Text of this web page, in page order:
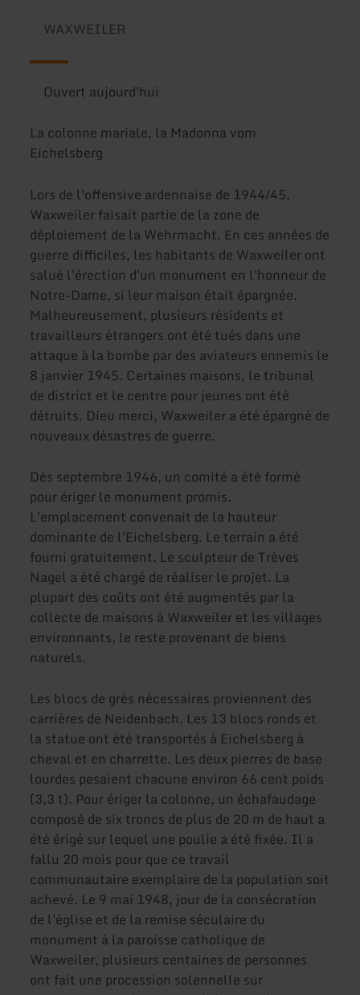
WAXWEILER
Ouvert aujourd'hui
La colonne mariale, la Madonna vom
Eichelsberg
Lors de l'offensive ardennaise de 1944/45,
Waxweiler faisait partie de la zone de
déploiement de la Wehrmacht. En ces années de
guerre difficiles, les habitants de Waxweiler ont
salué l'érection d'un monument en l'honneur de
Notre-Dame, si leur maison était épargnée.
Malheureusement, plusieurs résidents et
travailleurs étrangers ont été tués dans une
attaque à la bombe par des aviateurs ennemis le
8 janvier 1945. Certaines maisons, le tribunal
de district et le centre pour jeunes ont été
détruits. Dieu merci, Waxweiler a été épargné de
nouveaux désastres de guerre.
Dès septembre 1946, un comité a été formé
pour ériger le monument promis.
L'emplacement convenait de la hauteur
dominante de l'Eichelsberg. Le terrain a été
fourni gratuitement. Le sculpteur de Trèves
Nagel a été chargé de réaliser le projet. La
plupart des coûts ont été augmentés par la
collecte de maisons à Waxweiler et les villages
environnants, le reste provenant de biens
naturels.
Les blocs de grès nécessaires proviennent des
carrières de Neidenbach. Les 13 blocs ronds et
la statue ont été transportés à Eichelsberg à
cheval et en charrette. Les deux pierres de base
lourdes pesaient chacune environ 66 cent poids
(3,3 t). Pour ériger la colonne, un échafaudage
composé de six troncs de plus de 20 m de haut a
été érigé sur lequel une poulie a été fixée. Il a
fallu 20 mois pour que ce travail
communautaire exemplaire de la population soit
achevé. Le 9 mai 1948, jour de la consécration
de l'église et de la remise séculaire du
monument à la paroisse catholique de
Waxweiler, plusieurs centaines de personnes
ont fait une procession solennelle sur